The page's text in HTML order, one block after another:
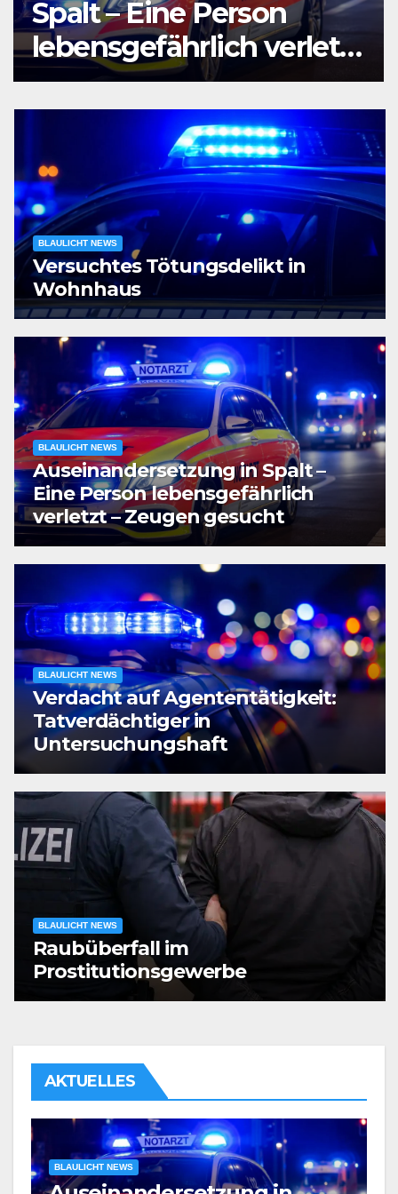
Agententätigkeit:
Tatverdächtiger in
Untersuchungshaft
BLAULICHT NEWS
Versuchtes Tötungsdelikt in
Wohnhaus
BLAULICHT NEWS
Auseinandersetzung in Spalt –
Eine Person lebensgefährlich
verletzt – Zeugen gesucht
BLAULICHT NEWS
Verdacht auf Agententätigkeit:
Tatverdächtiger in
Untersuchungshaft
BLAULICHT NEWS
Raubüberfall im
Prostitutionsgewerbe
AKTUELLES
BLAULICHT NEWS